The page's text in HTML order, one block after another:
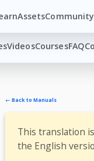
AssetsCommunity
VideosCoursesFAQ
← Back to Manuals
This translation
the English